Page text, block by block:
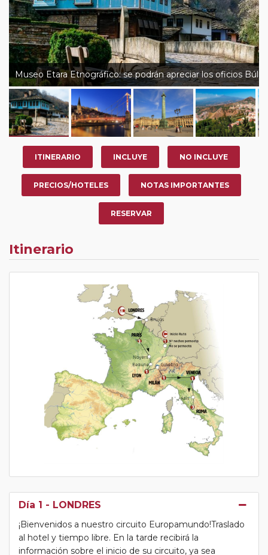
fecha escogida y permita la salida deseada. El
suplemento por parada efectuada es de 40 Euros/52
Dólares por persona. Si la parada se realiza para tomar
otro circuito del mismo proveedor no se abonará este
suplemento.
Pasajero Club:este circuito, en cualquier época del
año, ofrece a los pasajeros que ya hayan viajado con
nosotros en los últimos 3 años y que pertenezcan a
nuestro Club de Pasajeros (cuya obtención se realiza
tras rellenar el cuestionario de satisfacción en "Mi viaje")
o los que estén en luna de miel contarán con un
descuento del 5%.
Museo Etara Etnográfico: se podrán apreciar los oficios
ITINERARIO INCLUYE NO INCLUYE
PRECIOS/HOTELES NOTAS IMPORTANTES
RESERVAR
Itinerario
Día 1 - LONDRES
¡Bienvenidos a nuestro circuito Europamundo!Traslado
al hotel y tiempo libre. En la tarde recibirá la
información sobre el inicio de su circuito, ya sea